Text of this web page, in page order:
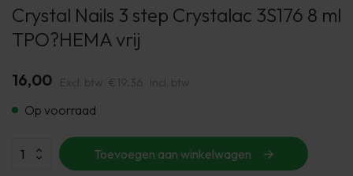
Crystal Nails 3 step Crystalac 3S176 8 ml
TPO?HEMA vrij
16,00 Excl. btw €19,36 Incl. btw
Op voorraad
Toevoegen aan winkelwagen